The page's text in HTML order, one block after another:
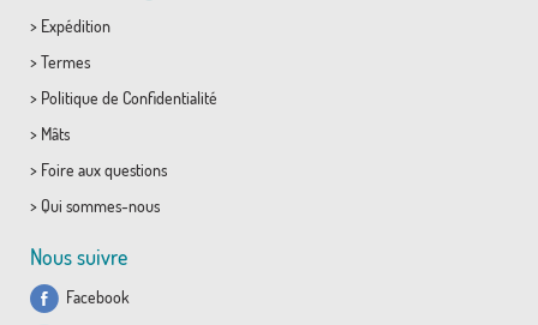
> Expédition
> Termes
> Politique de Confidentialité
> Mâts
> Foire aux questions
> Qui sommes-nous
Nous suivre
Facebook